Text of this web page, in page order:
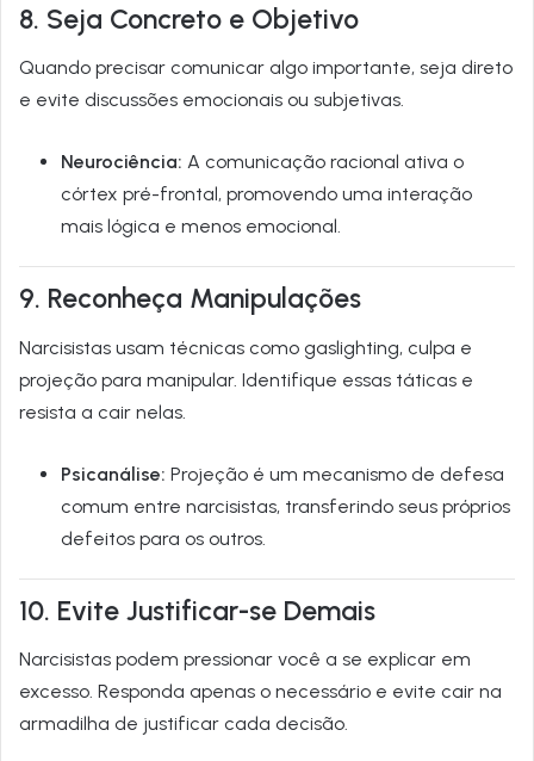
8. Seja Concreto e Objetivo
Quando precisar comunicar algo importante, seja direto
e evite discussões emocionais ou subjetivas.
Neurociência: A comunicação racional ativa o
córtex pré-frontal, promovendo uma interação
mais lógica e menos emocional.
9. Reconheça Manipulações
Narci­sistas usam técnicas como gaslighting, culpa e
projeção para manipular. Identifique essas táticas e
resista a cair nelas.
Psicanálise: Projeção é um mecanismo de defesa
comum entre narcisistas, transferindo seus próprios
defeitos para os outros.
10. Evite Justificar-se Demais
Narci­sistas podem pressionar você a se explicar em
excesso. Responda apenas o necessário e evite cair na
armadilha de justificar cada decisão.